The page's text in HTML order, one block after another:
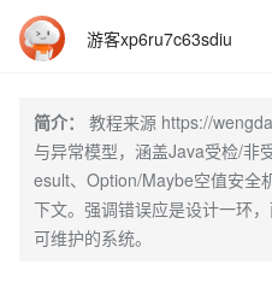
游客xp6ru7c63sdiu
简介：
教程来源 https://
与异常模型，涵盖Java受检/非
esult、Option/Maybe空值安全
下文。强调错误应是设计一环
可维护的系统。